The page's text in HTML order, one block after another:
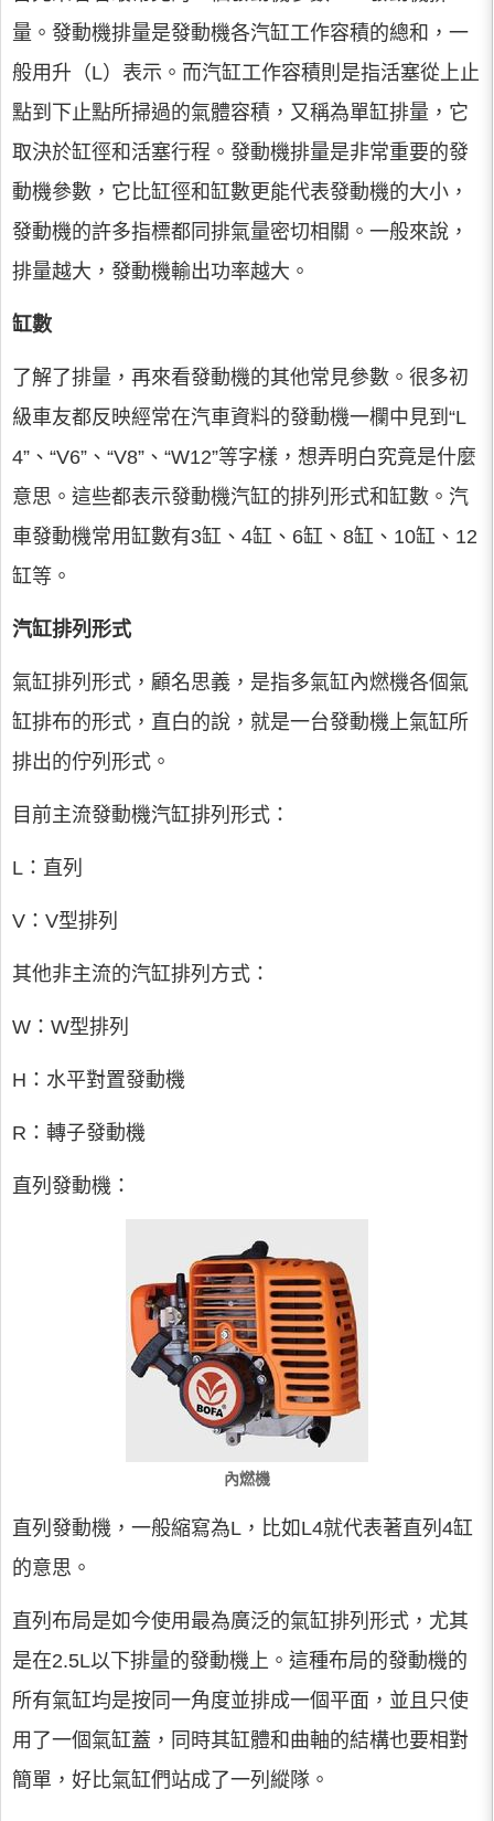
量。發動機排量是發動機各汽缸工作容積的總和，一
般用升（L）表示。而汽缸工作容積則是指活塞從上止
點到下止點所掃過的氣體容積，又稱為單缸排量，它
取決於缸徑和活塞行程。發動機排量是非常重要的發
動機參數，它比缸徑和缸數更能代表發動機的大小，
發動機的許多指標都同排氣量密切相關。一般來說，
排量越大，發動機輸出功率越大。
缸數
了解了排量，再來看發動機的其他常見參數。很多初
級車友都反映經常在汽車資料的發動機一欄中見到“L
4”、“V6”、“V8”、“W12”等字樣，想弄明白究竟是什麼
意思。這些都表示發動機汽缸的排列形式和缸數。汽
車發動機常用缸數有3缸、4缸、6缸、8缸、10缸、12
缸等。
汽缸排列形式
氣缸排列形式，顧名思義，是指多氣缸內燃機各個氣
缸排布的形式，直白的說，就是一台發動機上氣缸所
排出的佇列形式。
目前主流發動機汽缸排列形式：
L：直列
V：V型排列
其他非主流的汽缸排列方式：
W：W型排列
H：水平對置發動機
R：轉子發動機
直列發動機：
內燃機
直列發動機，一般縮寫為L，比如L4就代表著直列4缸
的意思。
直列布局是如今使用最為廣泛的氣缸排列形式，尤其
是在2.5L以下排量的發動機上。這種布局的發動機的
所有氣缸均是按同一角度並排成一個平面，並且只使
用了一個氣缸蓋，同時其缸體和曲軸的結構也要相對
簡單，好比氣缸們站成了一列縱隊。